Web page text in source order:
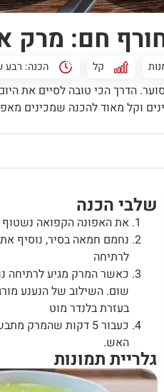
חם: מרק
קל הכנה: רבע
וסוער. הדרך הכי טובה לסיים
וקל מאוד להכנה שמכינים
שלבי הכנה
את האפונה הקפואה
נחמם חמאה בסיר, נוסיף
לרתיחה
כאשר המרק מגיע לרתיחה
שום. השילוב של הנענע
בעזרת בלנדר מוט
כעבור 5 דקות
האש.
גלריית תמונות